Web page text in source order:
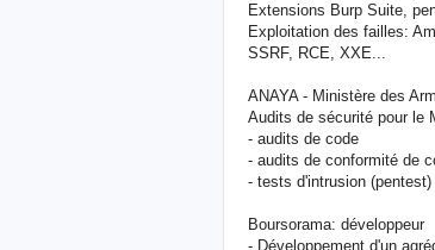
Extensions Burp Suite,
Exploitation des failles:
SSRF, RCE, XXE...
ANAYA - Ministère des
Audits de sécurité pour le
- audits de code
- audits de conformité de
- tests d'intrusion (pentest)
Boursorama: développeur
- Développement d'un